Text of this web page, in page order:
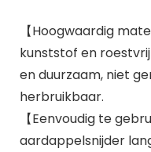
【Hoogwaardig
kunststof en
en duurzaam, niet
herbruikbaar.
【Eenvoudig te
aardappelsnijder